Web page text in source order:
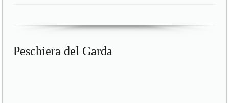
Peschiera del Garda